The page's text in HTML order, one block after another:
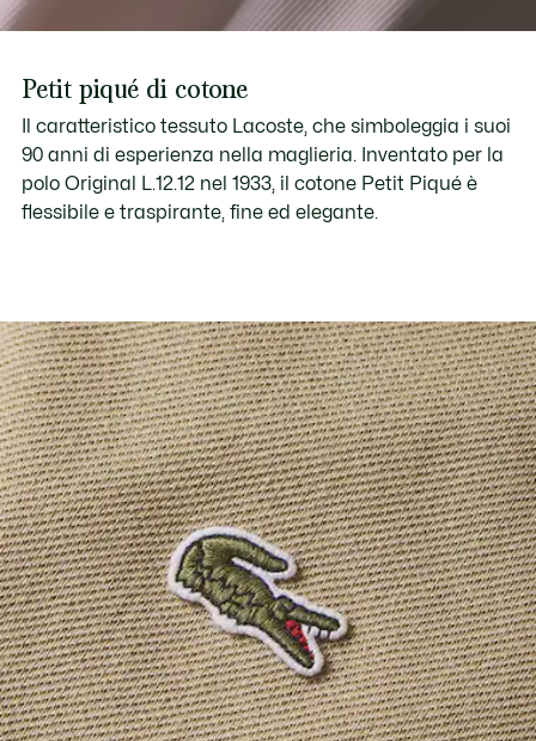
Petit piqué di cotone
Il caratteristico tessuto Lacoste, che simboleggia i suoi
90 anni di esperienza nella maglieria. Inventato per la
polo Original L.12.12 nel 1933, il cotone Petit Piqué è
flessibile e traspirante, fine ed elegante.